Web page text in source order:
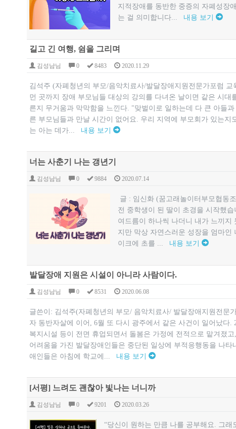
지적장애를 동반한 중증의 자폐성장
는 걸 의미합니다... 내용 보기
길고 긴 여행, 쉼을 그리며
김성남님 0 8483 2020.11.29
김석주 (자폐청년의 부모/음악치료사/발달장애지원전문가포럼
먼 곳까지 장애 부모님들 대상의 강의를 다녀온 날이면 같은 시
른지 무거움과 막막함을 느낀다. "맞벌이로 일하는데 다 큰 아들
른 부모님들과 만날 시간이 없어요. 우리 지역에 부모회가 있는지
는 아는 데가... 내용 보기
너는 사춘기 나는 갱년기
김성남님 0 9884 2020.07.14
글 : 임신화 (꿈고래놀이터부모협동
전 중학생이 된 딸이 초경을 시작했
여드름이 하나씩 나더니 내가 느끼
지만 막상 자연스러운 성장을 엄마인
이크에 초를 ... 내용 보기
발달장애 지원은 시설이 아니라 사람이다.
김성남님 0 8531 2020.06.08
글쓴이: 김석주(자폐청년의 부모/ 음악치료사/ 발달장애지원전문
자 동반자살에 이어, 6월 또 다시 광주에서 같은 사건이 일어났다
복지시설 등이 전면 휴업되면서 돌봄은 가정에 전적으로 맡겨졌
어려움을 가진 발달장애인들은 중단된 일상에 부적응행동을 나
애인들은 아침에 학교에... 내용 보기
[서평] 느려도 괜찮아 빛나는 너니까
김성남님 0 9201 2020.03.26
“당신이 원하는 만큼 나를 공부해요. 그